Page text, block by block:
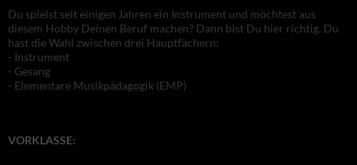
Du spielst seit einigen Jahren ein Instrument und möchtest aus
diesem Hobby Deinen Beruf machen? Dann bist Du hier richtig. Du
hast die Wahl zwischen drei Hauptfächern:
- Instrument
- Gesang
- Elementare Musikpädagogik (EMP)
VORKLASSE: